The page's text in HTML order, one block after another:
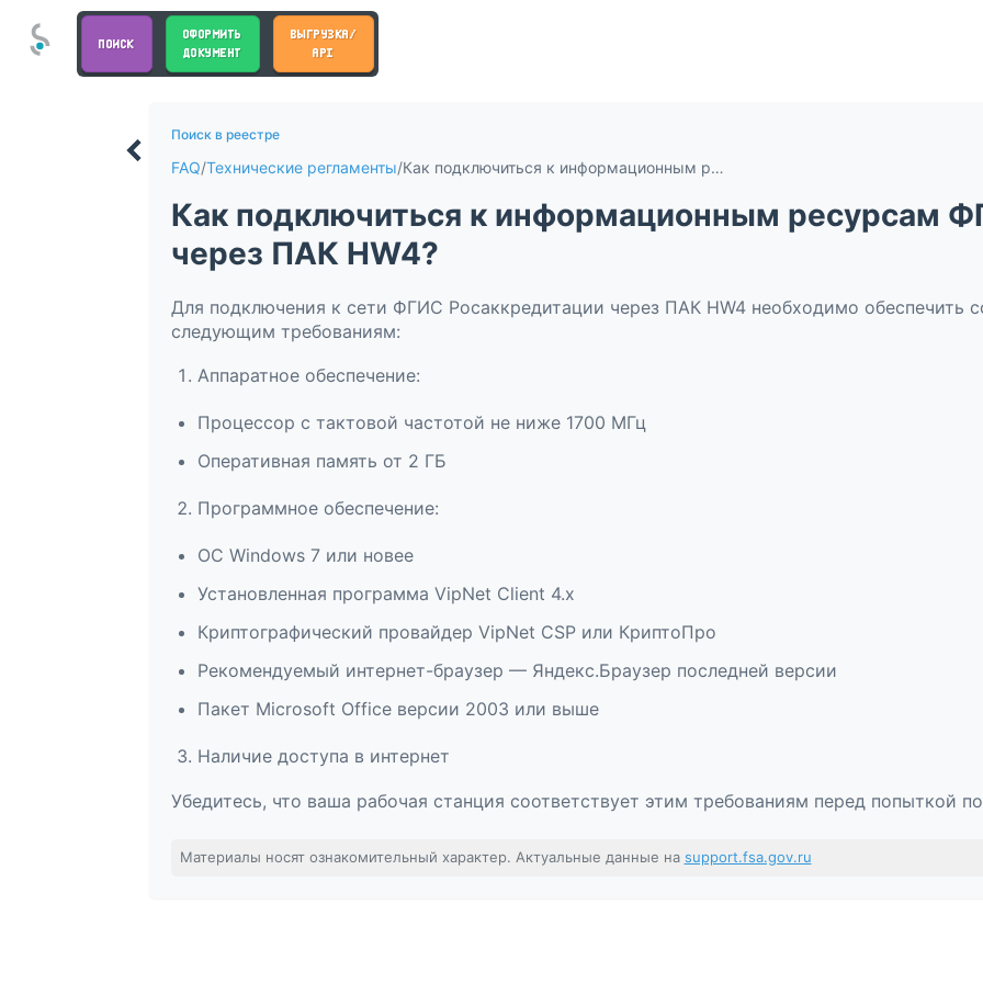
ПОИСК
ОФОРМИТЬ
ДОКУМЕНТ
ВЫГРУЗКА/
API
Поиск в реестре
FAQ/Технические регламенты/ Как подключиться к информационным ресурсам ФГИС Росаккредитации через ПАК HW4?
Как подключиться к информационным ресурсам
через ПАК HW4?
Для подключения к сети ФГИС Росаккредитации через ПАК HW4 необходимо обеспечить
следующим требованиям:
Аппаратное обеспечение:
Процессор с тактовой частотой не ниже 1700 МГц
Оперативная память от 2 ГБ
Программное обеспечение:
ОС Windows 7 или новее
Установленная программа VipNet Client 4.x
Криптографический провайдер VipNet CSP или КриптоПро
Рекомендуемый интернет-браузер — Яндекс.Браузер последней версии
Пакет Microsoft Office версии 2003 или выше
Наличие доступа в интернет
Убедитесь, что ваша рабочая станция соответствует этим требованиям перед попыткой
Материалы носят ознакомительный характер. Актуальные данные на support.fsa.gov.ru